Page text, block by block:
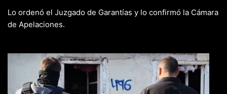
Lo ordenó el Juzgado de Garantías y lo confirmó la Cámara
de Apelaciones.